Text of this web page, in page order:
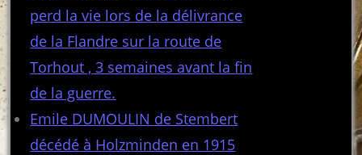
perd la vie lors de la délivrance
de la Flandre sur la route de
Torhout , 3 semaines avant la fin
de la guerre.
Emile DUMOULIN de Stembert
décédé à Holzminden en 1915